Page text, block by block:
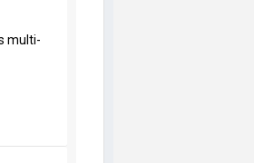
multi-